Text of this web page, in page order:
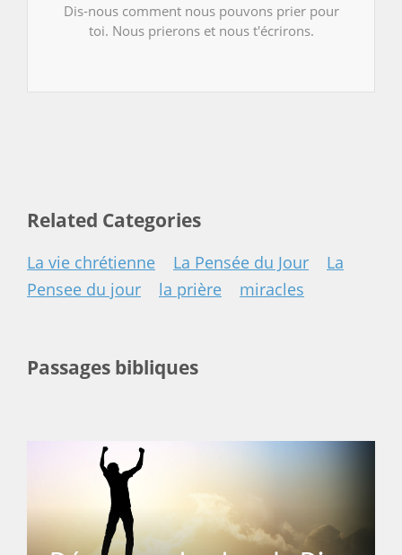
Dis-nous comment nous pouvons prier pour
toi. Nous prierons et nous t'écrirons.
Related Categories
La vie chrétienne La Pensée du Jour
La
Pensee du jour
la prière miracles
Passages bibliques